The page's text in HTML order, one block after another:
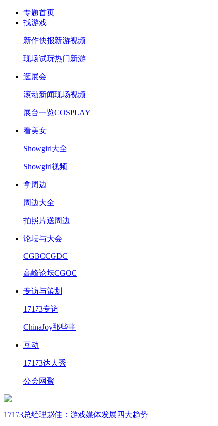
专题首页
找游戏
新作快报新游视频
现场试玩热门新游
逛展会
滚动新闻现场视频
展台一览COSPLAY
看美女
Showgirl大全
Showgirl视频
拿周边
周边大全
拍照片送周边
论坛与大会
CGBCCGDC
高峰论坛CGOC
专访与策划
17173专访
ChinaJoy那些事
互动
17173达人秀
公会网聚
17173总经理赵佳：游戏媒体发展四大趋势